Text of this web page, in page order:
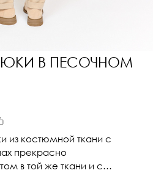
В ПЕСОЧНОМ
из костюмной ткани с
прекрасно
в той же ткани и с